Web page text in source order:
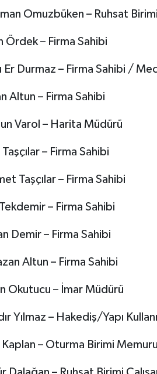
Omuzbüken – Ruhsat Birimi
Ördek – Firma Sahibi
Er Durmaz – Firma Sahibi /
Altun – Firma Sahibi
Varol – Harita Müdürü
– Firma Sahibi
Taşçılar – Firma Sahibi
– Firma Sahibi
Demir – Firma Sahibi
Altun – Firma Sahibi
Okutucu – İmar Müdürü
Yılmaz – Hakediş/Yapı
– Oturma Birimi Memuru